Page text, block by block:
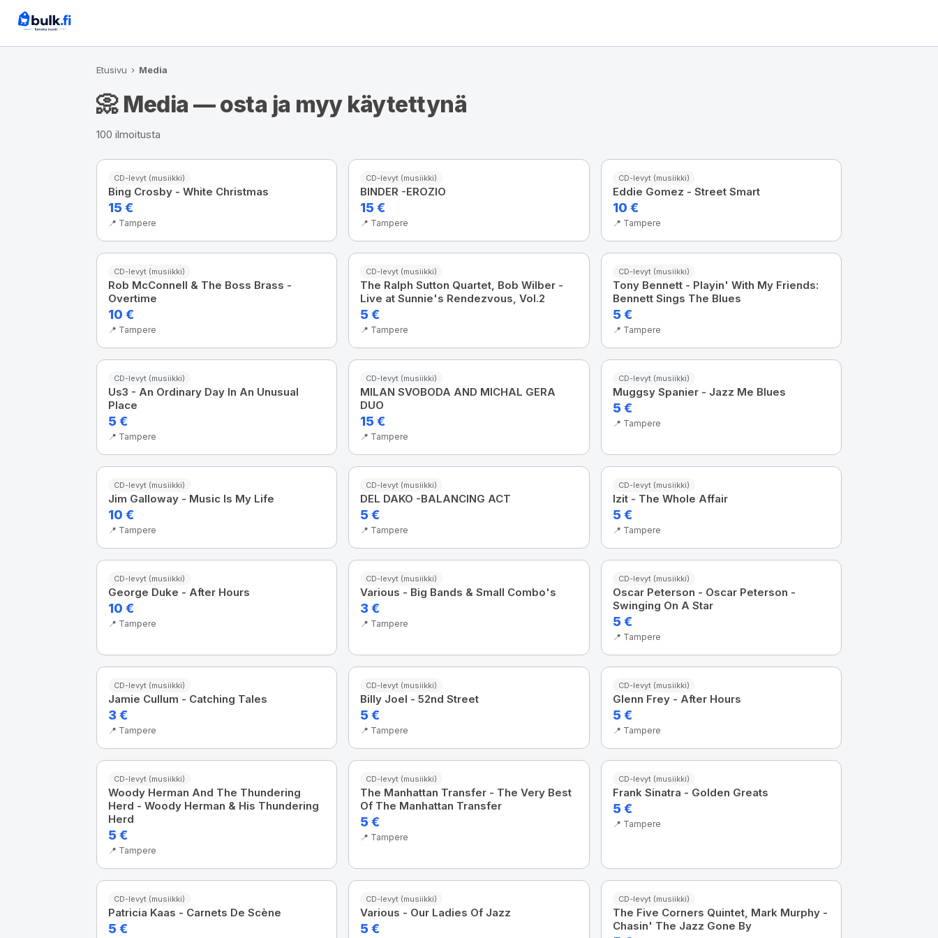
Etusivu › Media
📀 Media — osta ja myy käytettynä
100 ilmoitusta
CD-levyt (musiikki)
Bing Crosby - White Christmas
15 €
📍 Tampere
CD-levyt (musiikki)
BINDER -EROZIO
15 €
📍 Tampere
CD-levyt (musiikki)
Eddie Gomez - Street Smart
10 €
📍 Tampere
CD-levyt (musiikki)
Rob McConnell & The Boss Brass -
Overtime
10 €
📍 Tampere
CD-levyt (musiikki)
The Ralph Sutton Quartet, Bob Wilber -
Live at Sunnie's Rendezvous, Vol.2
5 €
📍 Tampere
CD-levyt (musiikki)
Tony Bennett - Playin' With My Friends:
Bennett Sings The Blues
5 €
📍 Tampere
CD-levyt (musiikki)
Us3 - An Ordinary Day In An Unusual
Place
5 €
📍 Tampere
CD-levyt (musiikki)
MILAN SVOBODA AND MICHAL GERA
DUO
15 €
📍 Tampere
CD-levyt (musiikki)
Muggsy Spanier - Jazz Me Blues
5 €
📍 Tampere
CD-levyt (musiikki)
Jim Galloway - Music Is My Life
10 €
📍 Tampere
CD-levyt (musiikki)
DEL DAKO -BALANCING ACT
5 €
📍 Tampere
CD-levyt (musiikki)
Izit - The Whole Affair
5 €
📍 Tampere
CD-levyt (musiikki)
George Duke - After Hours
10 €
📍 Tampere
CD-levyt (musiikki)
Various - Big Bands & Small Combo's
3 €
📍 Tampere
CD-levyt (musiikki)
Oscar Peterson - Oscar Peterson -
Swinging On A Star
5 €
📍 Tampere
CD-levyt (musiikki)
Jamie Cullum - Catching Tales
3 €
📍 Tampere
CD-levyt (musiikki)
Billy Joel - 52nd Street
5 €
📍 Tampere
CD-levyt (musiikki)
Glenn Frey - After Hours
5 €
📍 Tampere
CD-levyt (musiikki)
Woody Herman And The Thundering
Herd - Woody Herman & His Thundering
Herd
5 €
📍 Tampere
CD-levyt (musiikki)
The Manhattan Transfer - The Very Best
Of The Manhattan Transfer
5 €
📍 Tampere
CD-levyt (musiikki)
Frank Sinatra - Golden Greats
5 €
📍 Tampere
CD-levyt (musiikki)
Patricia Kaas - Carnets De Scène
5 €
CD-levyt (musiikki)
Various - Our Ladies Of Jazz
5 €
CD-levyt (musiikki)
The Five Corners Quintet, Mark Murphy -
Chasin' The Jazz Gone By